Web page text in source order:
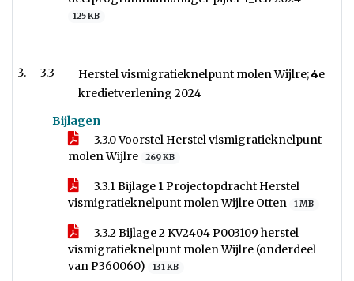
125 KB
3.3
Herstel vismigratieknelpunt molen Wijlre; 4e
kredietverlening 2024
Bijlagen
3.3.0 Voorstel Herstel vismigratieknelpunt
molen Wijlre
269 KB
3.3.1 Bijlage 1 Projectopdracht Herstel
vismigratieknelpunt molen Wijlre Otten
1 MB
3.3.2 Bijlage 2 KV2404 P003109 herstel
vismigratieknelpunt molen Wijlre (onderdeel
van P360060)
131 KB